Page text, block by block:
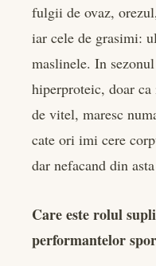
fulgii de ovaz,
iar cele de grasimi:
maslinele. In
hiperproteic, doar ca
de vitel, maresc
cate ori imi cere
dar nefacand din
Care este rolul
performantelor